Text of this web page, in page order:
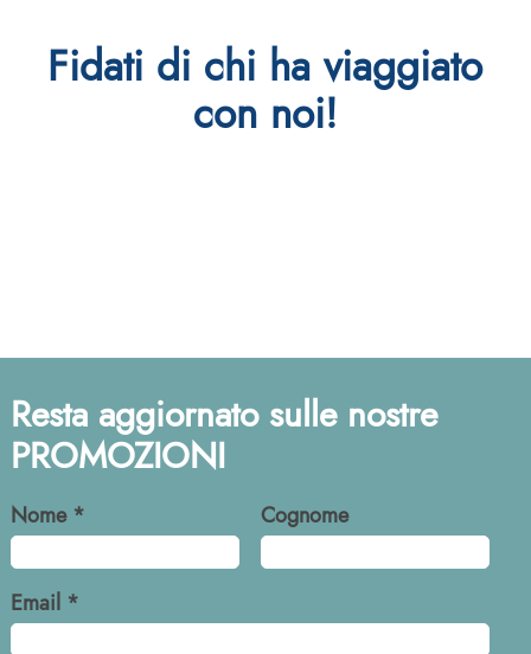
Fidati di chi ha viaggiato
con noi!
Resta aggiornato sulle nostre
PROMOZIONI
Nome * Cognome
Email *